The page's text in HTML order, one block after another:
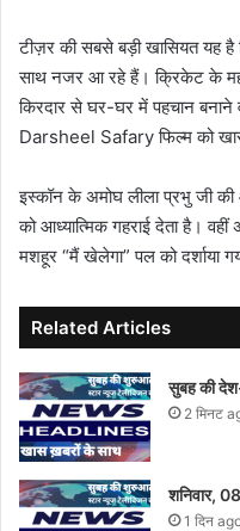
टीज़र की सबसे बड़ी खासियत यह है
साथ नजर आ रहे हैं। क्रिकेट के
किरदार से घर-घर में पहचान
Darsheel Safary फिल्म को
इस्कॉन के अमोघ लीला प्रभु जी की
को आध्यात्मिक गहराई देता है।
मशहूर “मैं खेलेगा” पल को दर्शाया
Related Articles
सुबह की
2 मिनट
शनिवार,
1 दिन